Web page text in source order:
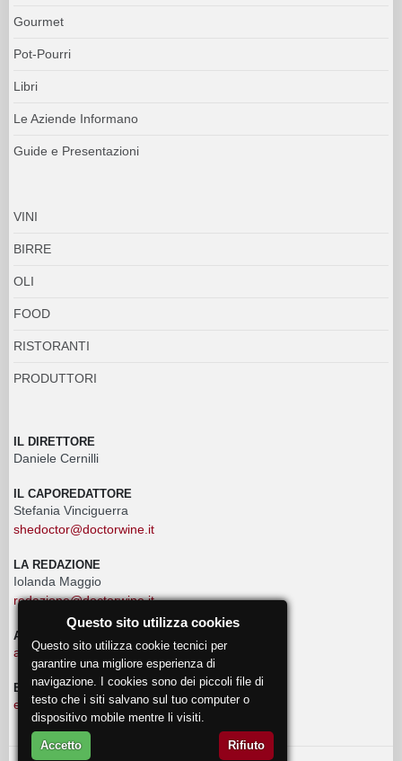
Gourmet
Pot-Pourri
Libri
Le Aziende Informano
Guide e Presentazioni
VINI
BIRRE
OLI
FOOD
RISTORANTI
PRODUTTORI
IL DIRETTORE
Daniele Cernilli
IL CAPOREDATTORE
Stefania Vinciguerra
shedoctor@doctorwine.it
LA REDAZIONE
Iolanda Maggio
redazione@doctorwine.it
ADVERTISING
advertising@doctorwine.it
EVENTI
eventi@doctorwine.it
Questo sito utilizza cookies
Questo sito utilizza cookie tecnici per
garantire una migliore esperienza di
navigazione. I cookies sono dei piccoli file di
testo che i siti salvano sul tuo computer o
dispositivo mobile mentre li visiti.
Accetto Rifiuto